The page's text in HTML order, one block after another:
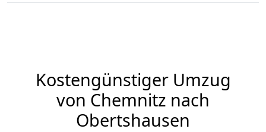
Kostengünstiger Umzug
von Chemnitz nach
Obertshausen